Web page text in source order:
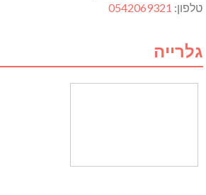
טלפון: 0542069321
גלרייה